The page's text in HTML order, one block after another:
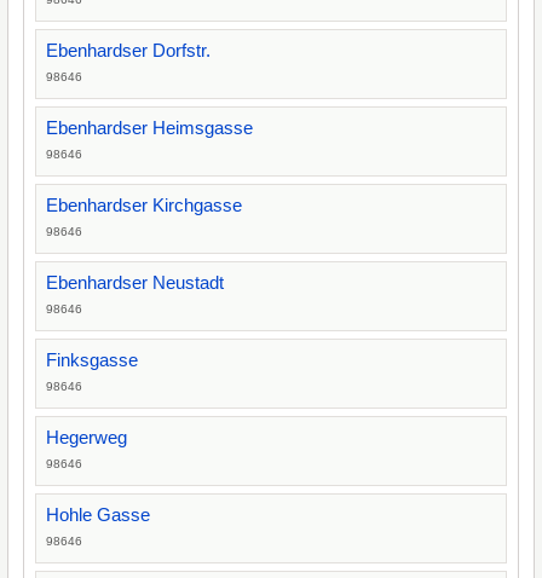
Ebenhardser Dorfstr.
98646
Ebenhardser Heimsgasse
98646
Ebenhardser Kirchgasse
98646
Ebenhardser Neustadt
98646
Finksgasse
98646
Hegerweg
98646
Hohle Gasse
98646